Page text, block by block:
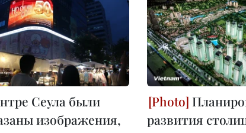
Сеула были
изображения,
развития